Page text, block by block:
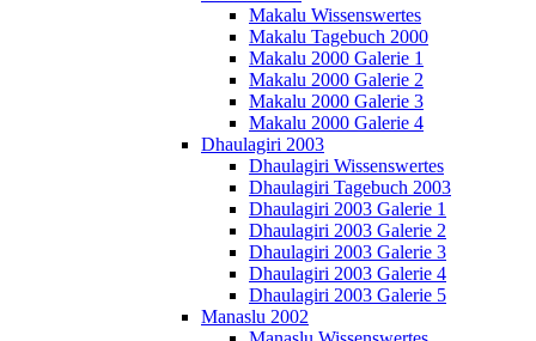
Makalu Wissenswertes
Makalu Tagebuch 2000
Makalu 2000 Galerie 1
Makalu 2000 Galerie 2
Makalu 2000 Galerie 3
Makalu 2000 Galerie 4
Dhaulagiri 2003
Dhaulagiri Wissenswertes
Dhaulagiri Tagebuch 2003
Dhaulagiri 2003 Galerie 1
Dhaulagiri 2003 Galerie 2
Dhaulagiri 2003 Galerie 3
Dhaulagiri 2003 Galerie 4
Dhaulagiri 2003 Galerie 5
Manaslu 2002